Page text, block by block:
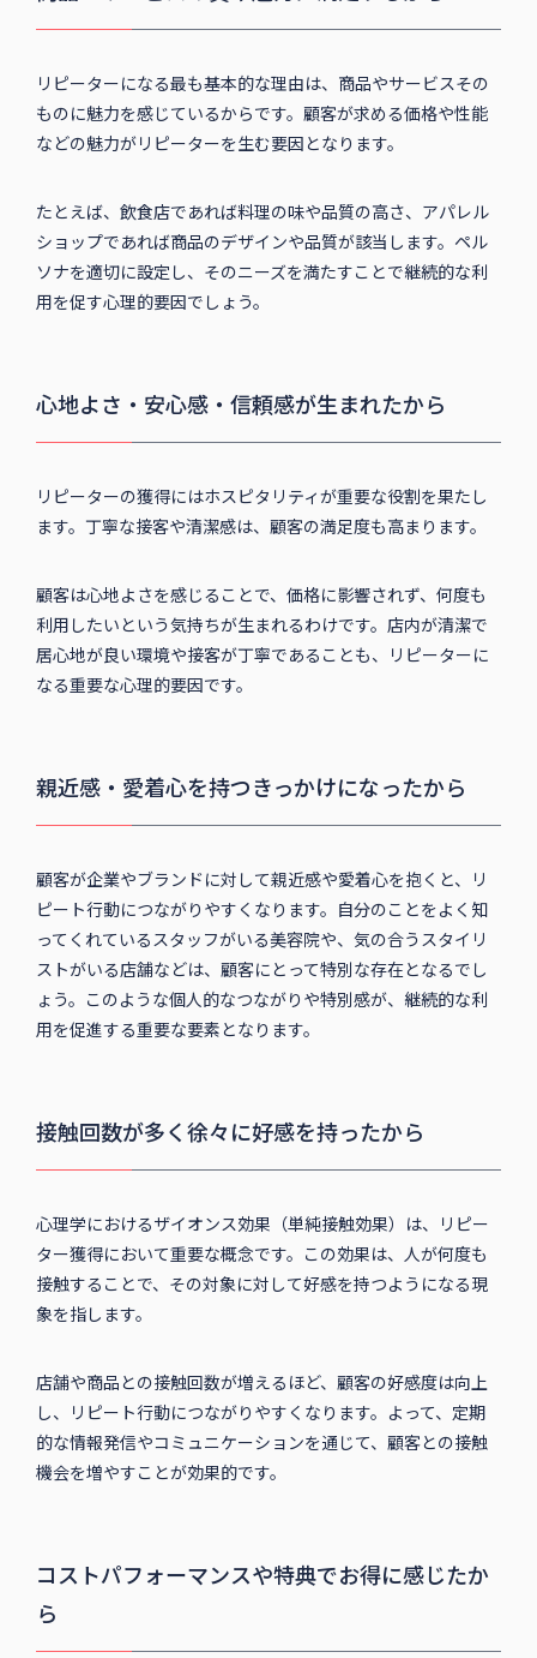
リピーターになる最も基本的な理由は、商品やサービスその
ものに魅力を感じているからです。顧客が求める価格や性能
などの魅力がリピーターを生む要因となります。
たとえば、飲食店であれば料理の味や品質の高さ、アパレル
ショップであれば商品のデザインや品質が該当します。ペル
ソナを適切に設定し、そのニーズを満たすことで継続的な利
用を促す心理的要因でしょう。
心地よさ・安心感・信頼感が生まれたから
リピーターの獲得にはホスピタリティが重要な役割を果たし
ます。丁寧な接客や清潔感は、顧客の満足度も高まります。
顧客は心地よさを感じることで、価格に影響されず、何度も
利用したいという気持ちが生まれるわけです。店内が清潔で
居心地が良い環境や接客が丁寧であることも、リピーターに
なる重要な心理的要因です。
親近感・愛着心を持つきっかけになったから
顧客が企業やブランドに対して親近感や愛着心を抱くと、リ
ピート行動につながりやすくなります。自分のことをよく知
ってくれているスタッフがいる美容院や、気の合うスタイリ
ストがいる店舗などは、顧客にとって特別な存在となるでし
ょう。このような個人的なつながりや特別感が、継続的な利
用を促進する重要な要素となります。
接触回数が多く徐々に好感を持ったから
心理学におけるザイオンス効果（単純接触効果）は、リピー
ター獲得において重要な概念です。この効果は、人が何度も
接触することで、その対象に対して好感を持つようになる現
象を指します。
店舗や商品との接触回数が増えるほど、顧客の好感度は向上
し、リピート行動につながりやすくなります。よって、定期
的な情報発信やコミュニケーションを通じて、顧客との接触
機会を増やすことが効果的です。
コストパフォーマンスや特典でお得に感じたか
ら